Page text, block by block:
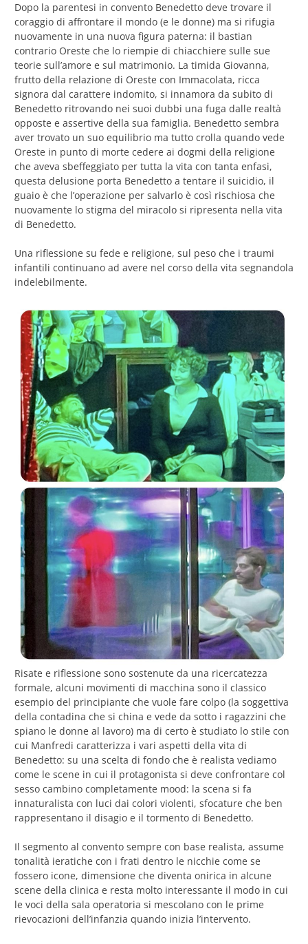
Dopo la parentesi in convento Benedetto deve trovare il
coraggio di affrontare il mondo (e le donne) ma si rifugia
nuovamente in una nuova figura paterna: il bastian
contrario Oreste che lo riempie di chiacchiere sulle sue
teorie sull’amore e sul matrimonio. La timida Giovanna,
frutto della relazione di Oreste con Immacolata, ricca
signora dal carattere indomito, si innamora da subito di
Benedetto ritrovando nei suoi dubbi una fuga dalle realtà
opposte e assertive della sua famiglia. Benedetto sembra
aver trovato un suo equilibrio ma tutto crolla quando vede
Oreste in punto di morte cedere ai dogmi della religione
che aveva sbeffeggiato per tutta la vita con tanta enfasi,
questa delusione porta Benedetto a tentare il suicidio, il
guaio è che l’operazione per salvarlo è così rischiosa che
nuovamente lo stigma del miracolo si ripresenta nella vita
di Benedetto.
Una riflessione su fede e religione, sul peso che i traumi
infantili continuano ad avere nel corso della vita segnandola
indelebilmente.
Risate e riflessione sono sostenute da una ricercatezza
formale, alcuni movimenti di macchina sono il classico
esempio del principiante che vuole fare colpo (la soggettiva
della contadina che si china e vede da sotto i ragazzini che
spiano le donne al lavoro) ma di certo è studiato lo stile con
cui Manfredi caratterizza i vari aspetti della vita di
Benedetto: su una scelta di fondo che è realista vediamo
come le scene in cui il protagonista si deve confrontare col
sesso cambino completamente mood: la scena si fa
innaturalista con luci dai colori violenti, sfocature che ben
rappresentano il disagio e il tormento di Benedetto.
Il segmento al convento sempre con base realista, assume
tonalità ieratiche con i frati dentro le nicchie come se
fossero icone, dimensione che diventa onirica in alcune
scene della clinica e resta molto interessante il modo in cui
le voci della sala operatoria si mescolano con le prime
rievocazioni dell’infanzia quando inizia l’intervento.